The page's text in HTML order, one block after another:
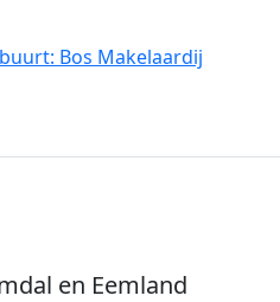
Bos Makelaardij
en Eemland